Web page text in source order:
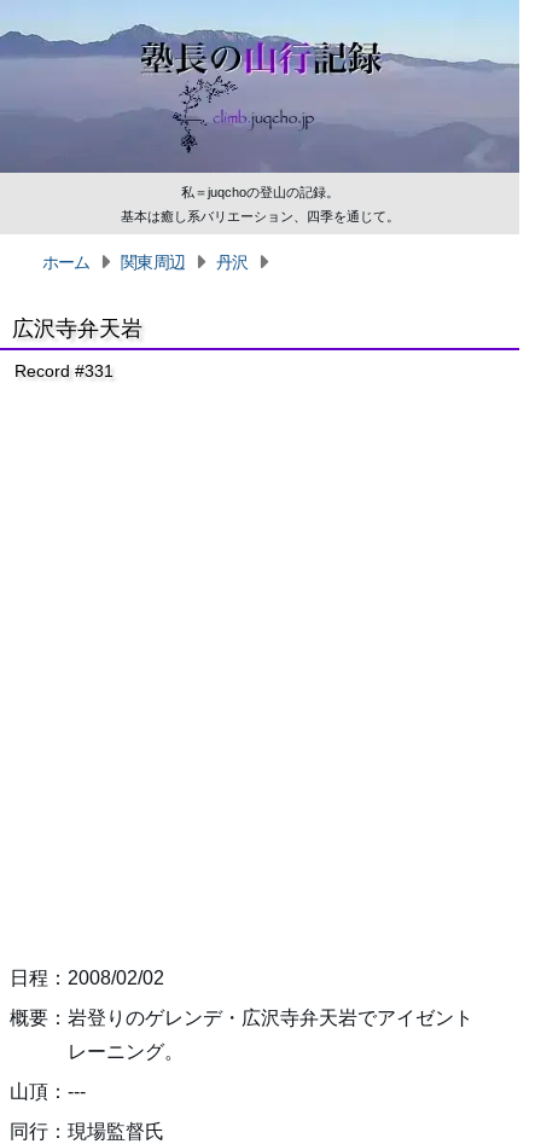
私＝juqchoの登山の記録。
基本は癒し系バリエーション、四季を通じて。
ホーム 関東周辺 丹沢
広沢寺弁天岩
Record #331
日程：2008/02/02
概要：岩登りのゲレンデ・広沢寺弁天岩でアイゼント
レーニング。
山頂：---
同行：現場監督氏